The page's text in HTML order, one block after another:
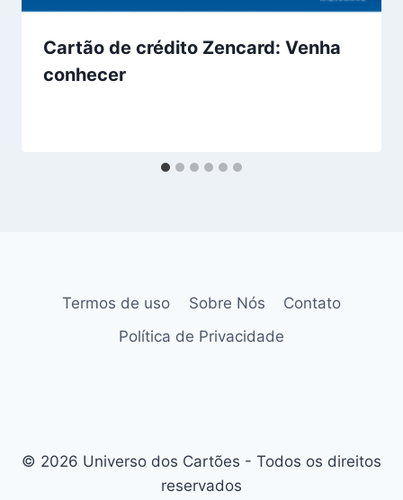
Cartão de crédito Zencard: Venha
conhecer
Termos de uso Sobre Nós
Contato
Política de Privacidade
© 2026 Universo dos Cartões - Todos os direitos
reservados